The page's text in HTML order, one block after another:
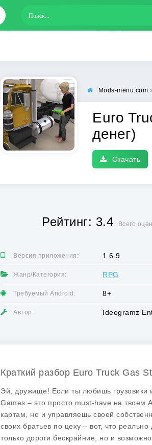
Mods-menu.com
Euro
денег)
Скачать
Рейтинг: 3.4 Всего
Версия приложения: 1.6.9
Жанр/Категория: RPG
Требуемый Android: 8+
Автор: Ideogramz
Краткий разбор Euro Truck Gas
Эй, дружище! Если ты любишь грузовики
Games – это просто must-have на твоем
картам, но и управляешь своей
своих братьев по цеху – вот, что
только дороги бескрайние, но и